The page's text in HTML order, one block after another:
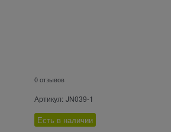
0 отзывов
Артикул: JN039-1
Есть в наличии